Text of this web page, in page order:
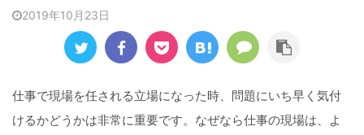
2019年10月23日
仕事で現場を任される立場になった時、問題にいち早く気付
けるかどうかは非常に重要です。なぜなら仕事の現場は、よ